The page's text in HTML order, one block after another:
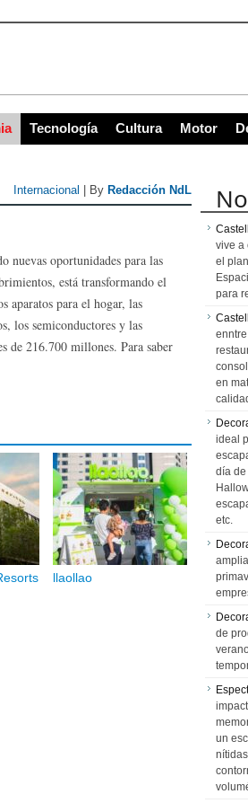
Tecnología Cultura Motor
Internacional | By Redacción NdL
nuevas oportunidades para las
está transformando el
aparatos para el hogar, las
los semiconductores y las
de 216.700 millones. Para saber
llaollao
vive a
el
para
en
ideal
día
etc.
de
un